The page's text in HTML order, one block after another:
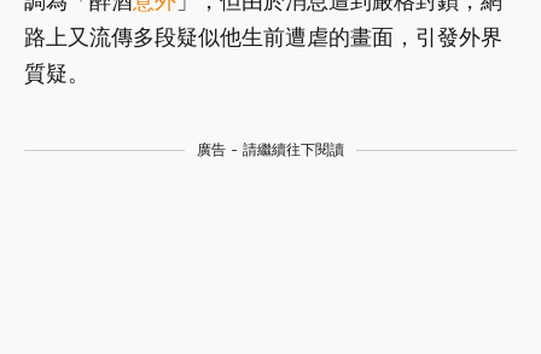
路上又流傳多段疑似他生前遭虐的畫面，引發外界
質疑。
廣告 - 請繼續往下閱讀